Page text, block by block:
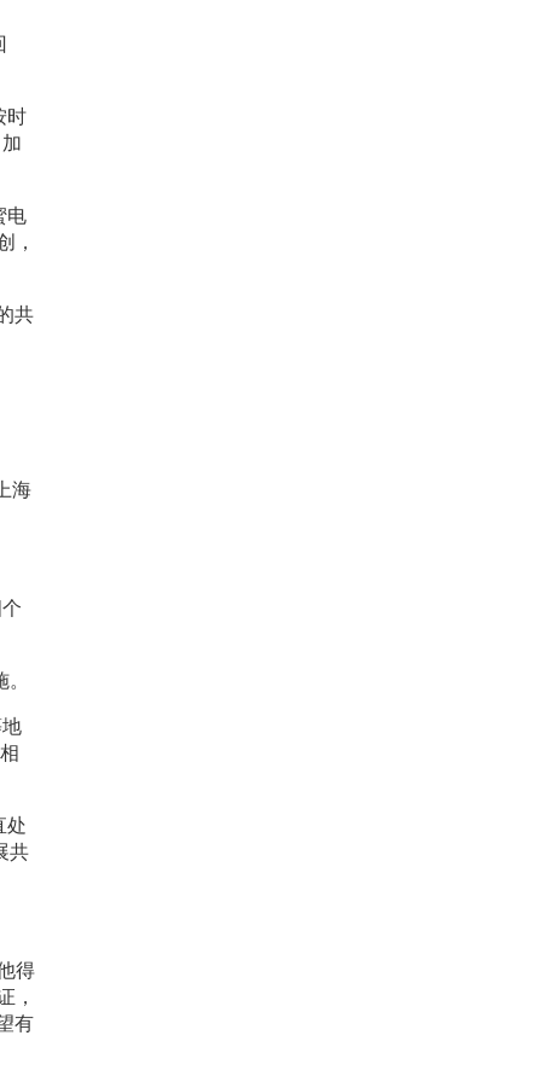
时
电
，
共
海
处
共
得
，
有